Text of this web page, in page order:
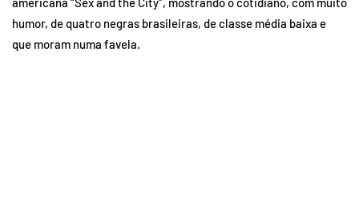
humor, de quatro negras brasileiras, de classe média baixa e
que moram numa favela.